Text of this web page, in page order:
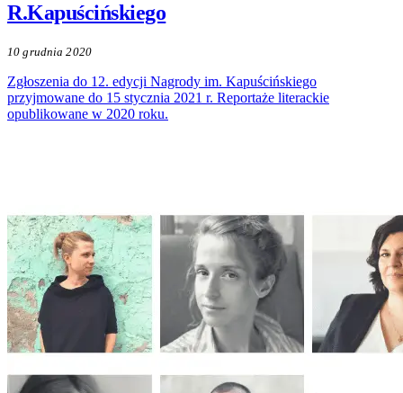
R.Kapuścińskiego
10 grudnia 2020
Zgłoszenia do 12. edycji Nagrody im. Kapuścińskiego
przyjmowane do 15 stycznia 2021 r. Reportaże literackie
opublikowane w 2020 roku.